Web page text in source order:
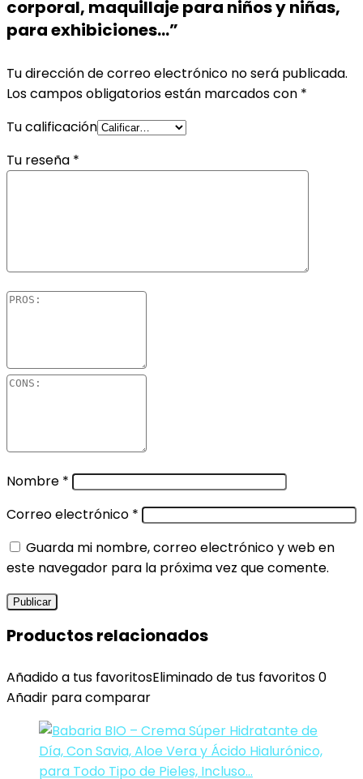
corporal, maquillaje para niños y niñas,
para exhibiciones…”
Tu dirección de correo electrónico no será publicada.
Los campos obligatorios están marcados con *
Tu calificación
Tu reseña *
Nombre *
Correo electrónico *
Guarda mi nombre, correo electrónico y web en
este navegador para la próxima vez que comente.
Productos relacionados
Añadido a tus favoritosEliminado de tus favoritos0
Añadir para comparar